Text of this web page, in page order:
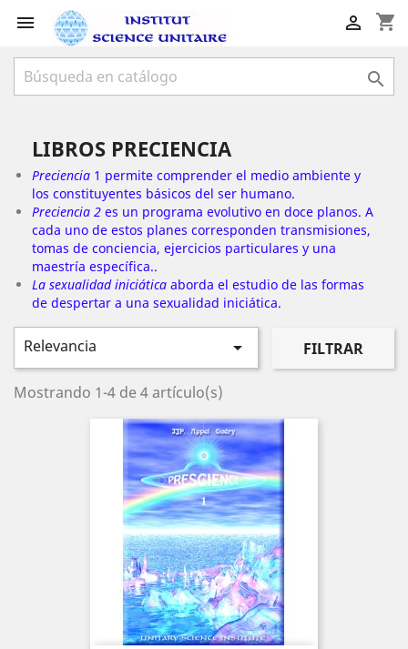
 shopping_cart


LIBROS PRECIENCIA
Preciencia 1 permite comprender el medio ambiente y
los constituyentes básicos del ser humano.
Preciencia 2 es un programa evolutivo en doce planos. A
cada uno de estos planes corresponden transmisiones,
tomas de conciencia, ejercicios particulares y una
maestría específica..
La sexualidad iniciática aborda el estudio de las formas
de despertar a una sexualidad iniciática.
Relevancia  FILTRAR
Mostrando 1-4 de 4 artículo(s)